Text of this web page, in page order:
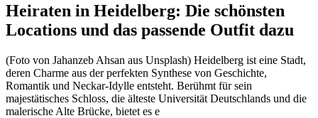
Heiraten in Heidelberg: Die schönsten
Locations und das passende Outfit dazu
(Foto von Jahanzeb Ahsan aus Unsplash) Heidelberg ist eine Stadt,
deren Charme aus der perfekten Synthese von Geschichte,
Romantik und Neckar-Idylle entsteht. Berühmt für sein
majestätisches Schloss, die älteste Universität Deutschlands und die
malerische Alte Brücke, bietet es e